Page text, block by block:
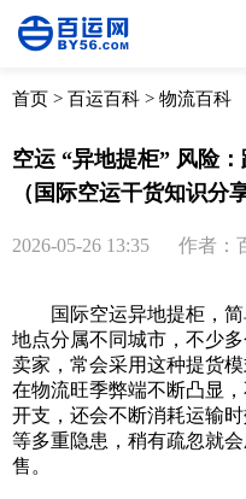
全部 物流资讯
取消
首页 > 百运百科 > 物流百科
空运 “异地提柜” 风险
（国际空运干货知识分享
2026-05-26 13:35 作者：
国际空运异地提柜，简
地点分属不同城市，不少
卖家，常会采用这种提货
在物流旺季弊端不断凸显
开支，还会不断消耗运输
等多重隐患，稍有疏忽就
售。